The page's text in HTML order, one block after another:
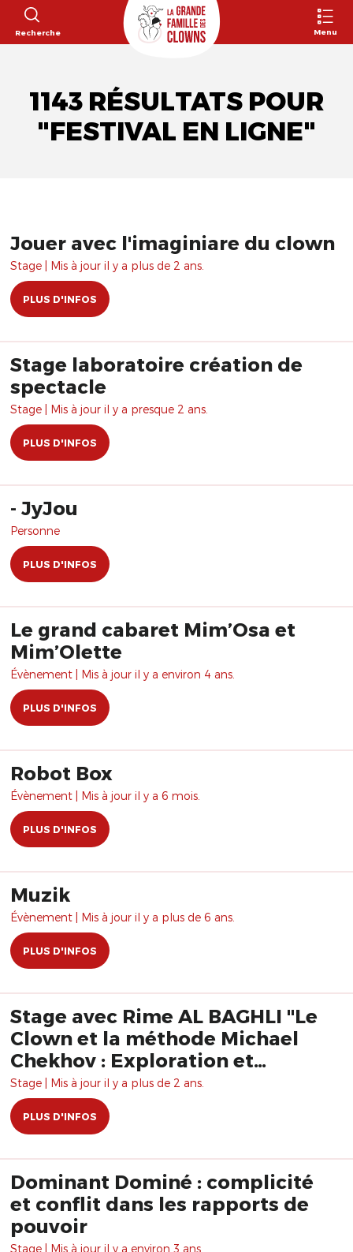
Recherche Menu
1143 RÉSULTATS POUR
"FESTIVAL EN LIGNE"
Jouer avec l'imaginiare du clown
Stage | Mis à jour il y a plus de 2 ans.
PLUS D'INFOS
Stage laboratoire création de
spectacle
Stage | Mis à jour il y a presque 2 ans.
PLUS D'INFOS
- JyJou
Personne
PLUS D'INFOS
Le grand cabaret Mim’Osa et
Mim’Olette
Évènement | Mis à jour il y a environ 4 ans.
PLUS D'INFOS
Robot Box
Évènement | Mis à jour il y a 6 mois.
PLUS D'INFOS
Muzik
Évènement | Mis à jour il y a plus de 6 ans.
PLUS D'INFOS
Stage avec Rime AL BAGHLI "Le
Clown et la méthode Michael
Chekhov : Exploration et
Rayonnement"
Stage | Mis à jour il y a plus de 2 ans.
PLUS D'INFOS
Dominant Dominé : complicité
et conflit dans les rapports de
pouvoir
Stage | Mis à jour il y a environ 3 ans.